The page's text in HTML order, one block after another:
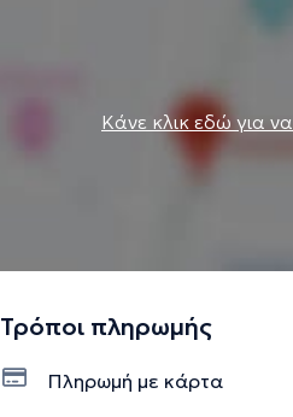
Κάνε κλικ εδώ για
Τρόποι πληρωμής
Πληρωμή με κάρτα